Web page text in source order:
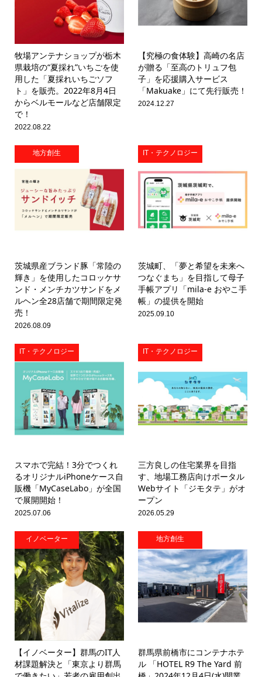
牧場アンテナショップが栃木
県栽培の“夏採れ”いちごを使
用した「夏採れいちごソフ
ト」を販売。2022年8月4日
からベルモールなど店舗限定
で！
2022.08.22
【究極の食体験】高崎の名店
が贈る「至高のトリュフ包
子」を応援購入サービス
「Makuake」にて先行販売！
2024.12.27
地方創生
茨城県産ブランド豚「常陸の
輝き」を使用したコロッケサ
ンド・メンチカツサンドをメ
ルヘン全28店舗で期間限定発
売！
2026.08.09
IT・テクノロジー
茨城町、「夢と希望を未来へ
つなぐまち」を目指して母子
手帳アプリ「mila-e おやこ手
帳」の提供を開始
2025.09.10
IT・テクノロジー
スマホで完結！3分でつくれ
るオリジナルiPhoneケース自
販機「MyCaseLabo」が全国
で展開開始！
2025.07.06
IT・テクノロジー
三方良しの住宅業界を目指
す、地場工務店向けポータル
Webサイト「ジモタテ」がオ
ープン
2026.05.29
イノベーター
【イノベーター】群馬のIT人
材課題解決と「東京より群馬
地方創生
群馬県前橋市にコンテナホテ
ル 「HOTEL R9 The Yard 前